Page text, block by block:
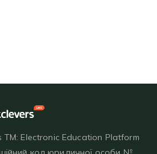
TM: Electronic Education Platform